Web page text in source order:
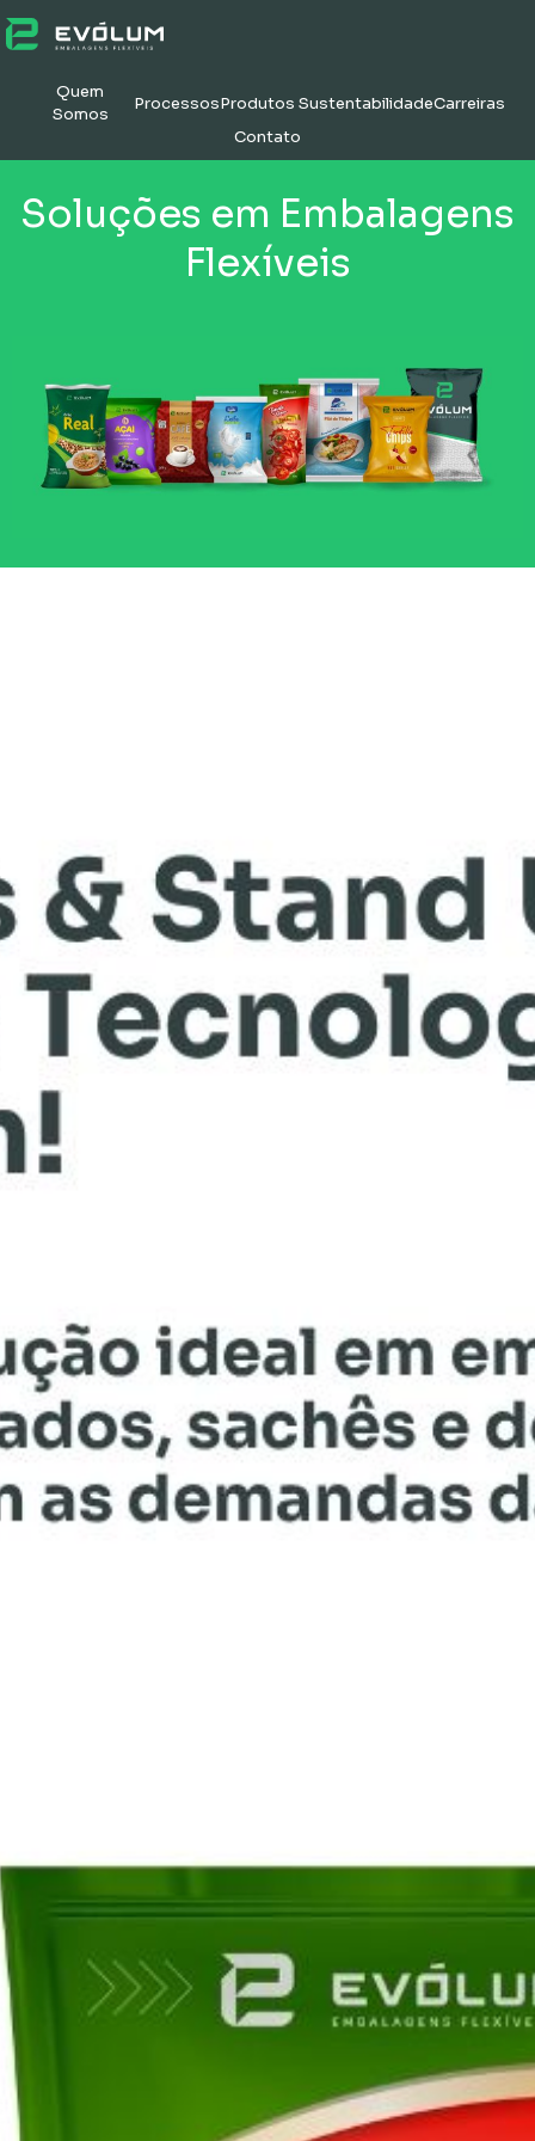
Quem
Somos
ProcessosProdutos SustentabilidadeCarreiras
Contato
Soluções em Embalagens
Flexíveis